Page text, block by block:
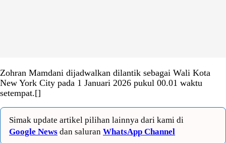
Zohran Mamdani dijadwalkan dilantik sebagai Wali Kota
New York City pada 1 Januari 2026 pukul 00.01 waktu
setempat.[]
Simak update artikel pilihan lainnya dari kami di
Google News dan saluran WhatsApp Channel